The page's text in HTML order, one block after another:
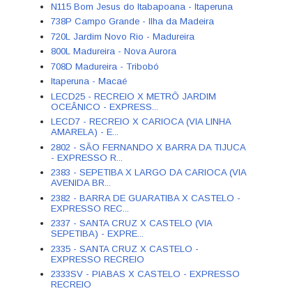
N115 Bom Jesus do Itabapoana - Itaperuna
738P Campo Grande - Ilha da Madeira
720L Jardim Novo Rio - Madureira
800L Madureira - Nova Aurora
708D Madureira - Tribobó
Itaperuna - Macaé
LECD25 - RECREIO X METRÔ JARDIM
OCEÂNICO - EXPRESS...
LECD7 - RECREIO X CARIOCA (VIA LINHA
AMARELA) - E...
2802 - SÃO FERNANDO X BARRA DA TIJUCA
- EXPRESSO R...
2383 - SEPETIBA X LARGO DA CARIOCA (VIA
AVENIDA BR...
2382 - BARRA DE GUARATIBA X CASTELO -
EXPRESSO REC...
2337 - SANTA CRUZ X CASTELO (VIA
SEPETIBA) - EXPRE...
2335 - SANTA CRUZ X CASTELO -
EXPRESSO RECREIO
2333SV - PIABAS X CASTELO - EXPRESSO
RECREIO